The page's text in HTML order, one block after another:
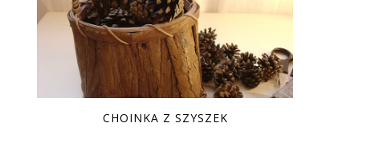
CHOINKA Z SZYSZEK